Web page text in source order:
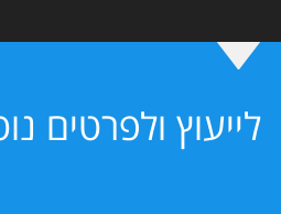
לייעוץ ולפרטים